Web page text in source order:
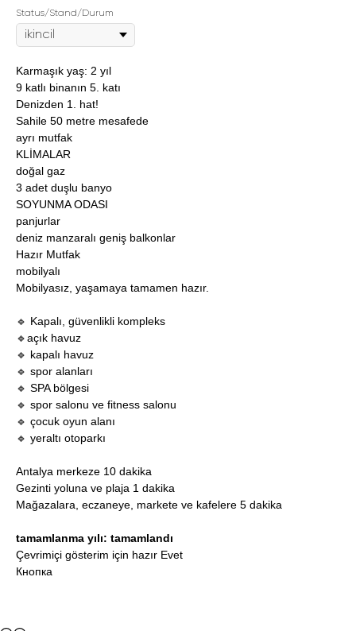
Status/Stand/Durum
Karmaşık yaş: 2 yıl
9 katlı binanın 5. katı
Denizden 1. hat!
Sahile 50 metre mesafede
ayrı mutfak
KLİMALAR
doğal gaz
3 adet duşlu banyo
SOYUNMA ODASI
panjurlar
deniz manzaralı geniş balkonlar
Hazır Mutfak
mobilyalı
Mobilyasız, yaşamaya tamamen hazır.
🔹 Kapalı, güvenlikli kompleks
🔹açık havuz
🔹 kapalı havuz
🔹 spor alanları
🔹 SPA bölgesi
🔹 spor salonu ve fitness salonu
🔹 çocuk oyun alanı
🔹 yeraltı otoparkı
Antalya merkeze 10 dakika
Gezinti yoluna ve plaja 1 dakika
Mağazalara, eczaneye, markete ve kafelere 5 dakika
tamamlanma yılı: tamamlandı
Çevrimiçi gösterim için hazır Evet
Кнопка